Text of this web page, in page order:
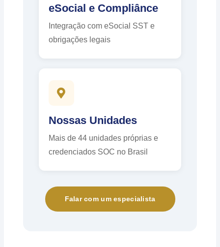
eSocial e Compliânce
Integração com eSocial SST e
obrigações legais
Nossas Unidades
Mais de 44 unidades próprias e
credenciados SOC no Brasil
Falar com um especialista